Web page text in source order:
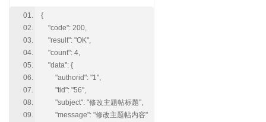
{
"code": 200,
"result": "OK",
"count": 4,
"data": {
"authorid": "1",
"tid": "56",
"subject": "修改主题帖标题",
"message": "修改主题帖内容"